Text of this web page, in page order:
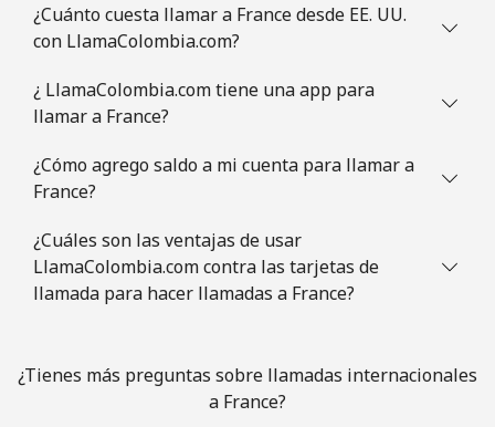
¿Cuánto cuesta llamar a France desde EE. UU.
con LlamaColombia.com?
¿ LlamaColombia.com tiene una app para
llamar a France?
¿Cómo agrego saldo a mi cuenta para llamar a
France?
¿Cuáles son las ventajas de usar
LlamaColombia.com contra las tarjetas de
llamada para hacer llamadas a France?
¿Tienes más preguntas sobre llamadas internacionales
a France?